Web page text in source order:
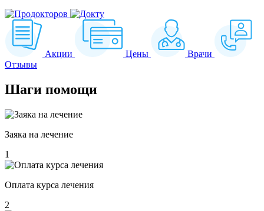
Акции Цены
Врачи
Отзывы
Шаги помощи
Заяка на лечение
1
Оплата курса лечения
2